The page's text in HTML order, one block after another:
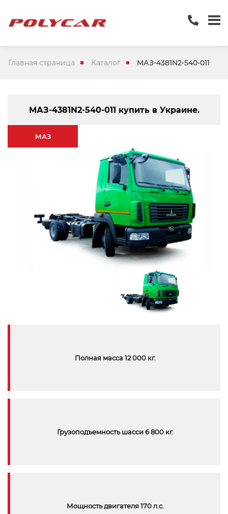
Главная страница Каталог МАЗ-4381N2-540-011
МАЗ-4381N2-540-011 купить в Украине.
МАЗ
Полная масса 12 000 кг.
Грузоподъемность шасси 6 800 кг.
Мощность двигателя 170 л.с.